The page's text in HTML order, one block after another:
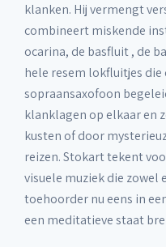
klanken. Hij vermengt
combineert miskende
ocarina, de basfluit , de
hele resem lokfluitjes die
sopraansaxofoon
klanklagen op elkaar en
kusten of door
reizen. Stokart tekent
visuele muziek die zowel
toehoorder nu eens in
een meditatieve staat